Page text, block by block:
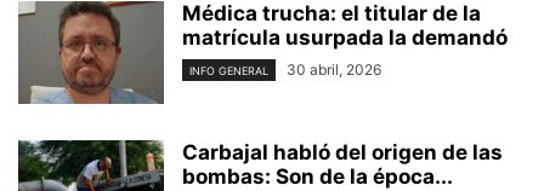
Médica trucha: el titular de la
matrícula usurpada la demandó
INFO GENERAL 30 abril, 2026
Carbajal habló del origen de las
bombas: Son de la época...